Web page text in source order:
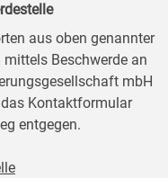
aus oben genannter
Beschwerde an
mbH
das Kontaktformular
entgegen.